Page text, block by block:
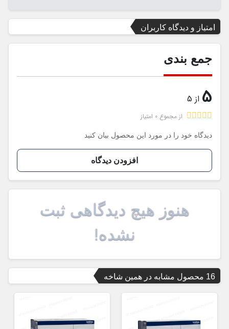
امتیاز و دیدگاه کاربران
جمع بندی
5 از 5
از مجموع 0 امتیاز
دیدگاه خود را در مورد این محصول بیان کنید
افزودن دیدگاه
هنوز هیچ دیدگاهی ثبت
نشده!
16 محصول مشابه در همین شاخه